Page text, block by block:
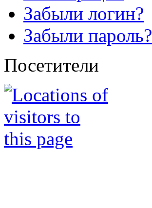
Забыли логин?
Забыли пароль?
Посетители